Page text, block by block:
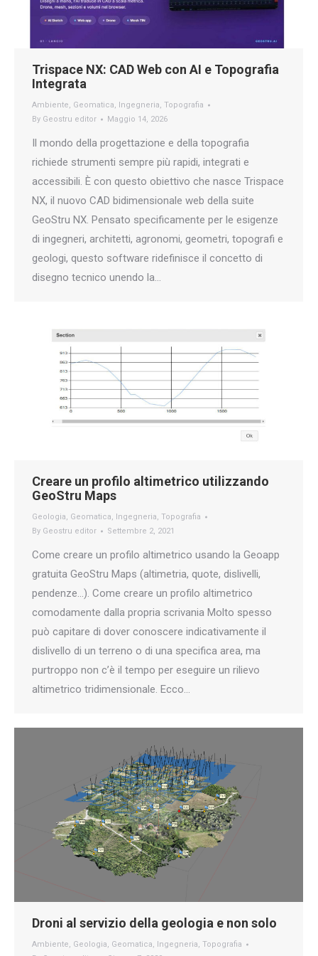
Trispace NX: CAD Web con AI e Topografia
Integrata
Ambiente, Geomatica, Ingegneria, Topografia
By Geostru editor Maggio 14, 2026
Il mondo della progettazione e della topografia
richiede strumenti sempre più rapidi, integrati e
accessibili. È con questo obiettivo che nasce Trispace
NX, il nuovo CAD bidimensionale web della suite
GeoStru NX. Pensato specificamente per le esigenze
di ingegneri, architetti, agronomi, geometri, topografi e
geologi, questo software ridefinisce il concetto di
disegno tecnico unendo la…
Creare un profilo altimetrico utilizzando
GeoStru Maps
Geologia, Geomatica, Ingegneria, Topografia
By Geostru editor Settembre 2, 2021
Come creare un profilo altimetrico usando la Geoapp
gratuita GeoStru Maps (altimetria, quote, dislivelli,
pendenze…). Come creare un profilo altimetrico
comodamente dalla propria scrivania Molto spesso
può capitare di dover conoscere indicativamente il
dislivello di un terreno o di una specifica area, ma
purtroppo non c’è il tempo per eseguire un rilievo
altimetrico tridimensionale. Ecco…
Droni al servizio della geologia e non solo
Ambiente, Geologia, Geomatica, Ingegneria, Topografia